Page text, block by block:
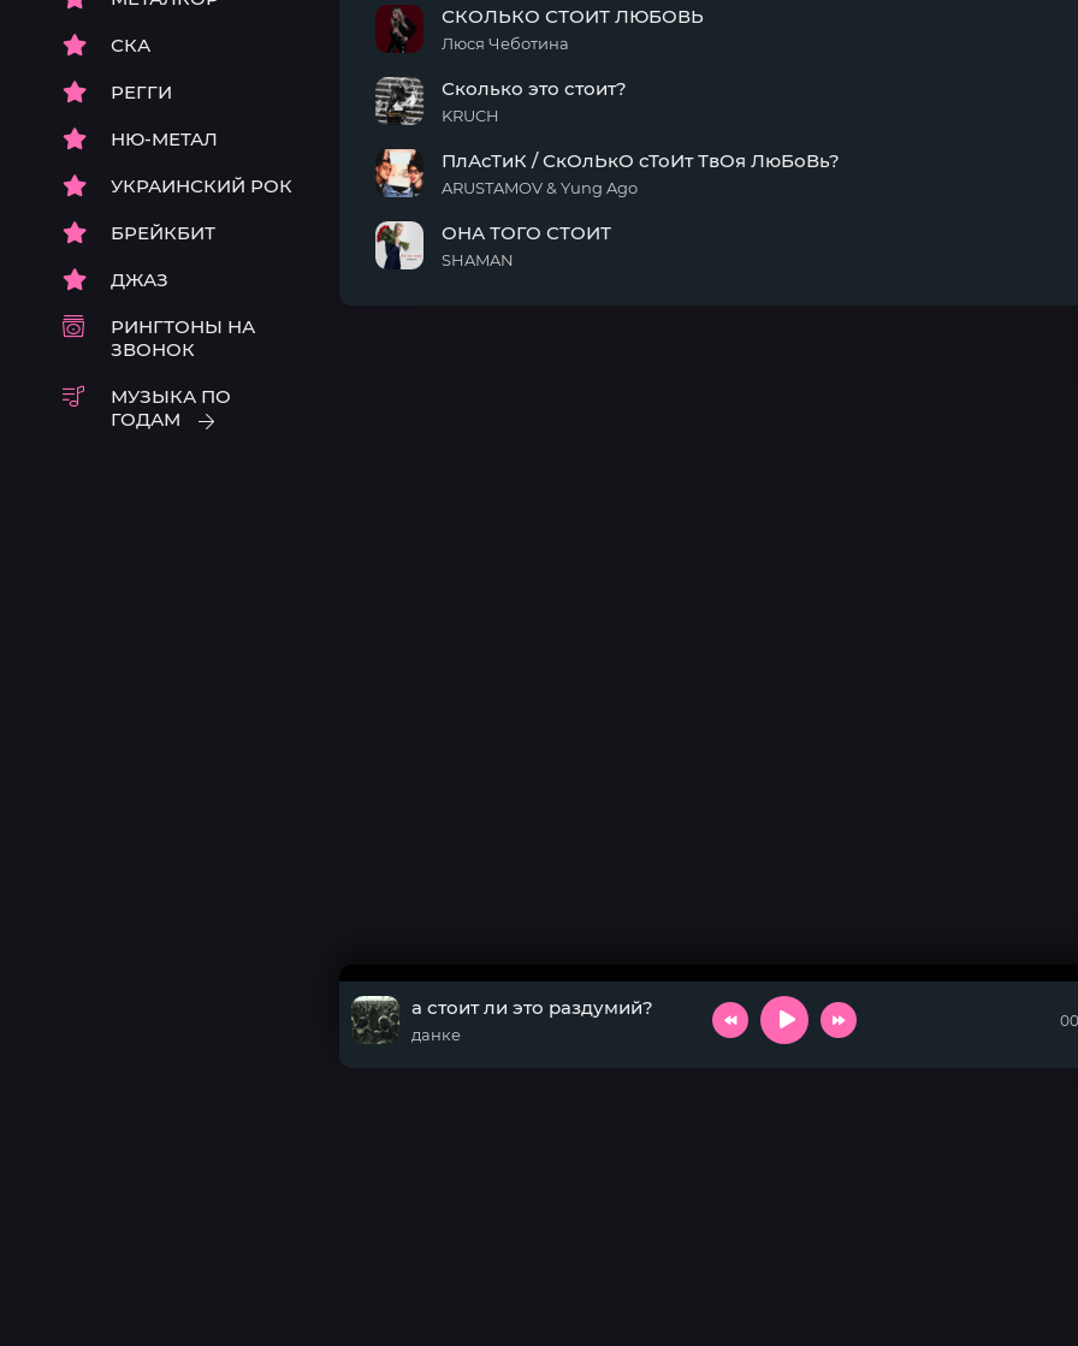
СКА
РЕГГИ
НЮ-МЕТАЛ
УКРАИНСКИЙ РОК
БРЕЙКБИТ
ДЖАЗ
РИНГТОНЫ НА
ЗВОНОК
МУЗЫКА ПО
ГОДАМ
розы
СТОИТ
ЛЮБОВЬ
СКОЛЬКО СТОИТ ЛЮБОВЬ
Люся Чеботина
это
стоит?
Сколько это стоит?
KRUCH
/
СкОлЬкО
ПлАсТиК / СкОлЬкО сТоИт ТвОя ЛюБоВь?
ARUSTAMOV & Yung Ago
ОНА ТОГО СТОИТ
SHAMAN
а стоит ли это раздумий?
данке